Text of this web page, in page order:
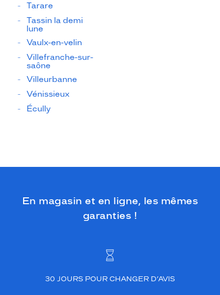
Tarare
Tassin la demi
lune
Vaulx-en-velin
Villefranche-sur-
saône
Villeurbanne
Vénissieux
Écully
En magasin et en ligne, les mêmes
garanties !
30 JOURS POUR CHANGER D’AVIS